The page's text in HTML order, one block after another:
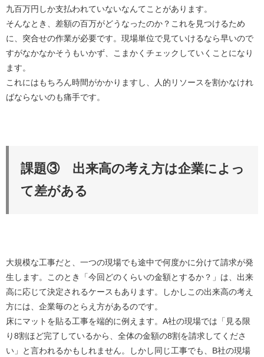
九百万円しか支払われていないなんてことがあります。
そんなとき、差額の百万がどうなったのか？これを見つけるため
に、突合せの作業が必要です。現場単位で見ていけるなら早いので
すがなかなかそうもいかず、こまかくチェックしていくことになり
ます。
これにはもちろん時間がかかりますし、人的リソースを割かなけれ
ばならないのも痛手です。
課題③ 出来高の考え方は企業によっ
て差がある
大規模な工事だと、一つの現場でも途中で何度かに分けて請求が発
生します。このとき「今回どのくらいの金額とするか？」は、出来
高に応じて決定されるケースもあります。しかしこの出来高の考え
方には、企業毎のとらえ方があるのです。
床にマットを貼る工事を端的に例えます。A社の現場では「見る限
り8割ほど完了しているから、全体の金額の8割を請求してくださ
い」と言われるかもしれません。しかし同じ工事でも、B社の現場